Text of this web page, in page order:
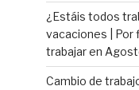
¿Estáis todos
vacaciones | Por
trabajar en
Cambio de